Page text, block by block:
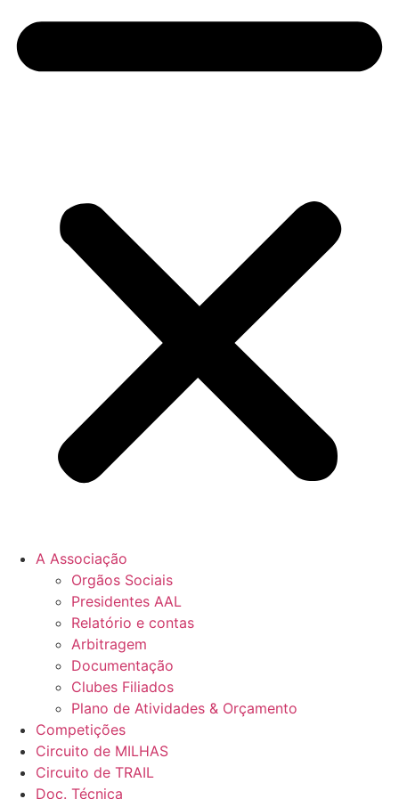
A Associação
Orgãos Sociais
Presidentes AAL
Relatório e contas
Arbitragem
Documentação
Clubes Filiados
Plano de Atividades & Orçamento
Competições
Circuito de MILHAS
Circuito de TRAIL
Doc. Técnica